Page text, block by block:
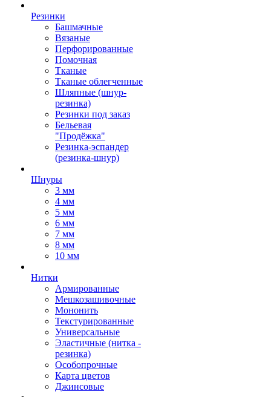
Резинки
Башмачные
Вязаные
Перфорированные
Помочная
Тканые
Тканые облегченные
Шляпные (шнур-
резинка)
Резинки под заказ
Бельевая
"Продёжка"
Резинка-эспандер
(резинка-шнур)
Шнуры
3 мм
4 мм
5 мм
6 мм
7 мм
8 мм
10 мм
Нитки
Армированные
Мешкозашивочные
Мононить
Текстурированные
Универсальные
Эластичные (нитка -
резинка)
Особопрочные
Карта цветов
Джинсовые